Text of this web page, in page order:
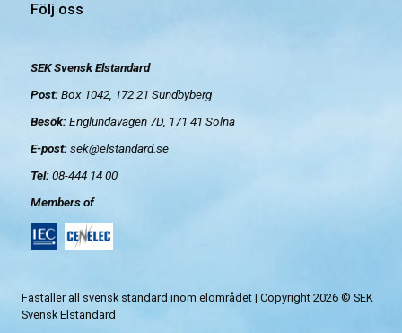
Följ oss
SEK Svensk Elstandard
Post:Box 1042, 172 21 Sundbyberg
Besök:Englundavägen 7D, 171 41 Solna
E-post:sek@elstandard.se
Tel:08-444 14 00
Members of
Faställer all svensk standard inom elområdet | Copyright 2026 © SEK
Svensk Elstandard